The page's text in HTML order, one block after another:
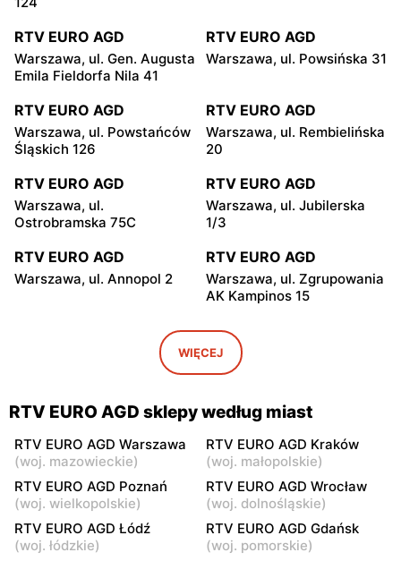
RTV EURO AGD
Warszawa, ul. Gen. Augusta
Emila Fieldorfa Nila 41
RTV EURO AGD
Warszawa, ul. Powsińska 31
RTV EURO AGD
Warszawa, ul. Powstańców
Śląskich 126
RTV EURO AGD
Warszawa, ul. Rembielińska
20
RTV EURO AGD
Warszawa, ul.
Ostrobramska 75C
RTV EURO AGD
Warszawa, ul. Jubilerska
1/3
RTV EURO AGD
Warszawa, ul. Annopol 2
RTV EURO AGD
Warszawa, ul. Zgrupowania
AK Kampinos 15
Warszawa, ul. Głębocka 15
RTV EURO AGD
Warszawa, ul. Józefa
Feliksa Ciszewskiego 15
RTV EURO AGD
Warszawa, ul. Malborska 41
RTV EURO AGD
Warszawa, ul. Światowida
17
RTV EURO AGD
Warszawa, ul. Puławska
427
RTV EURO AGD
Warszawa, ul. Kazimierza
Szpotańskiego 4
RTV EURO AGD RTV EURO AGD
WIĘCEJ
RTV EURO AGD sklepy według miast
RTV EURO AGD Warszawa
(woj. mazowieckie)
RTV EURO AGD Kraków
(woj. małopolskie)
RTV EURO AGD Poznań
(woj. wielkopolskie)
RTV EURO AGD Wrocław
(woj. dolnośląskie)
RTV EURO AGD Łódź
(woj. łódzkie)
RTV EURO AGD Gdańsk
(woj. pomorskie)